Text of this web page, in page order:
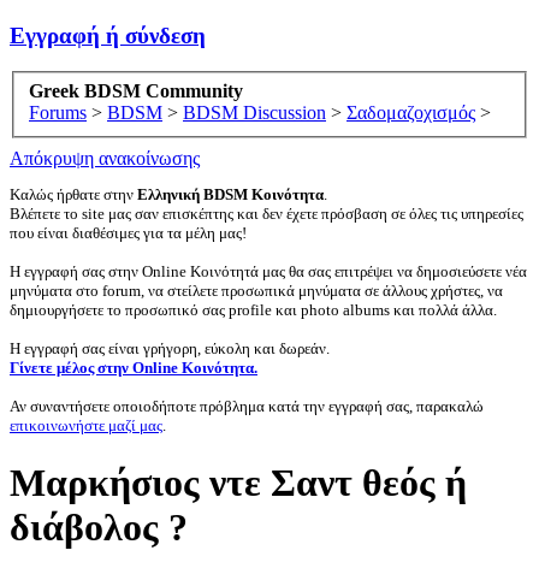
Εγγραφή ή σύνδεση
Greek BDSM Community
Forums > BDSM > BDSM Discussion > Σαδομαζοχισμός >
Απόκρυψη ανακοίνωσης
Καλώς ήρθατε στην Ελληνική BDSM Κοινότητα.
Βλέπετε το site μας σαν επισκέπτης και δεν έχετε πρόσβαση σε όλες τις υπηρεσίες
που είναι διαθέσιμες για τα μέλη μας!
Η εγγραφή σας στην Online Κοινότητά μας θα σας επιτρέψει να δημοσιεύσετε νέα
μηνύματα στο forum, να στείλετε προσωπικά μηνύματα σε άλλους χρήστες, να
δημιουργήσετε το προσωπικό σας profile και photo albums και πολλά άλλα.
Η εγγραφή σας είναι γρήγορη, εύκολη και δωρεάν.
Γίνετε μέλος στην Online Κοινότητα.
Αν συναντήσετε οποιοδήποτε πρόβλημα κατά την εγγραφή σας, παρακαλώ
επικοινωνήστε μαζί μας.
Mαρκήσιος ντε Σαντ θεός ή
διάβολος ?